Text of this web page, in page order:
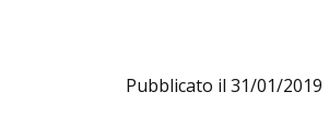
Pubblicato il 31/01/2019